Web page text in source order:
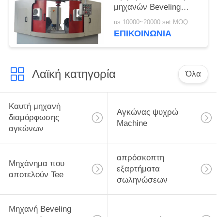
μηχανών Beveling
σωλήνων PLC μικρή us 10000~20000 set MOQ:1 σύνολο
ΕΠΙΚΟΙΝΩΝΙΑ
Λαϊκή κατηγορία Όλα
Καυτή μηχανή
διαμόρφωσης
αγκώνων
Αγκώνας ψυχρώ
Machine
Μηχάνημα που
αποτελούν Tee
απρόσκοπτη
εξαρτήματα
σωληνώσεων
Μηχανή Beveling